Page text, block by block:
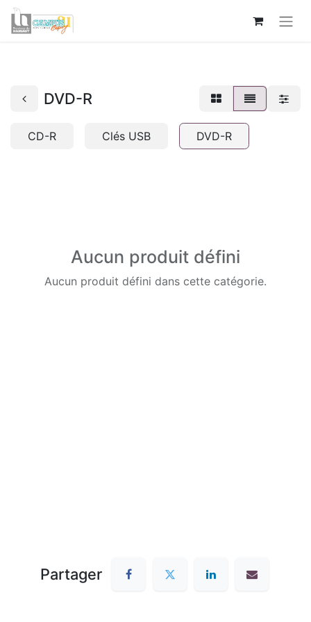
DVD-R
CD-R Clés USB DVD-R
Aucun produit défini
Aucun produit défini dans cette catégorie.
Partager